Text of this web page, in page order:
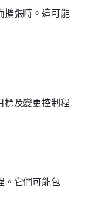
擴張時。這可能
標及變更控制程
。它們可能包